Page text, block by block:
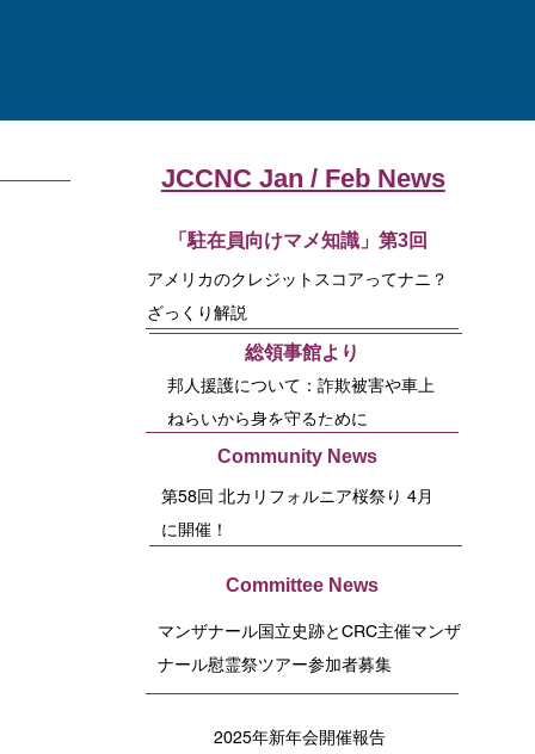
JCCNC Jan / Feb News
「駐在員向けマメ知識」第3回
アメリカのクレジットスコアってナニ？
ざっくり解説
​総領事館より
邦人援護について：詐欺被害や車上
ねらいから身を守るために
Community News
第58回 北カリフォルニア桜祭り 4月
に開催！
Committee News
マンザナール国立史跡とCRC主催マンザ
ナール慰霊祭ツアー参加者募集
2025年新年会開催報告